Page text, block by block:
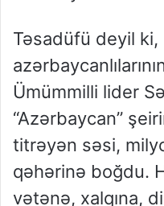
Təsadüfü deyil ki,
Ümümmilli lider
“Azərbaycan”
titrəyən səsi,
qəhərinə boğdu.
vətənə, xalqına,